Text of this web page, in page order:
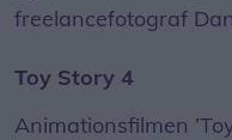
freelancefotograf
Toy Story 4
Animationsfilmen